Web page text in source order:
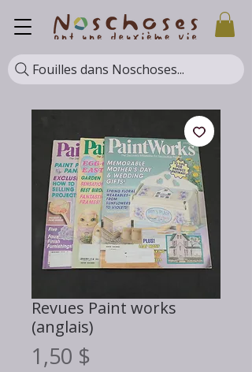
Fouilles dans Noschoses...
Revues Paint works
(anglais)
1,50 $